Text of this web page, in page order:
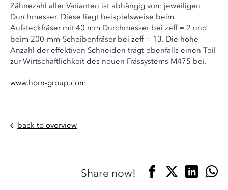
Zähnezahl aller Varianten ist abhängig vom jeweiligen
Durchmesser. Diese liegt beispielsweise beim
Aufsteckfräser mit 40 mm Durchmesser bei zeff = 2 und
beim 200-mm-Scheibenfräser bei zeff = 13. Die hohe
Anzahl der effektiven Schneiden trägt ebenfalls einen Teil
zur Wirtschaftlichkeit des neuen Frässystems M475 bei.
www.horn-group.com
back to overview
Share now!